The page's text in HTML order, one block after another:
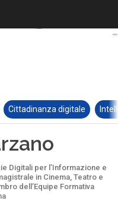
Cittadinanza digitale
Digitali per l’Informazione e
in Cinema, Teatro e
dell’Equipe Formativa